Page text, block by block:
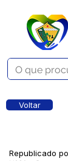
Voltar
Republicado